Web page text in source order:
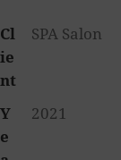
Cl
ie
nt
SPA Salon
Y
e
2021